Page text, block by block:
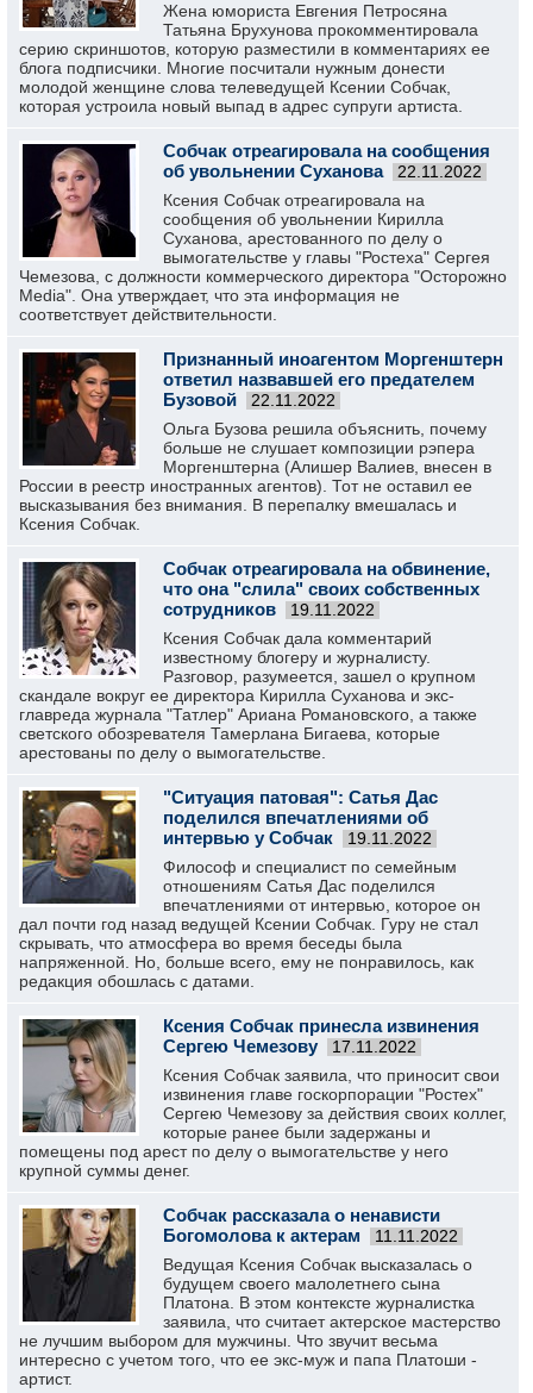
Жена юмориста Евгения Петросяна
Татьяна Брухунова прокомментировала
серию скриншотов, которую разместили в комментариях ее
блога подписчики. Многие посчитали нужным донести
молодой женщине слова телеведущей Ксении Собчак,
которая устроила новый выпад в адрес супруги артиста.
Собчак отреагировала на сообщения
об увольнении Суханова
22.11.2022
Ксения Собчак отреагировала на
сообщения об увольнении Кирилла
Суханова, арестованного по делу о
вымогательстве у главы "Ростеха" Сергея
Чемезова, с должности коммерческого директора "Осторожно
Media". Она утверждает, что эта информация не
соответствует действительности.
Признанный иноагентом Моргенштерн
ответил назвавшей его предателем
Бузовой
22.11.2022
Ольга Бузова решила объяснить, почему
больше не слушает композиции рэпера
Моргенштерна (Алишер Валиев, внесен в
России в реестр иностранных агентов). Тот не оставил ее
высказывания без внимания. В перепалку вмешалась и
Ксения Собчак.
Собчак отреагировала на обвинение,
что она "слила" своих собственных
сотрудников
19.11.2022
Ксения Собчак дала комментарий
известному блогеру и журналисту.
Разговор, разумеется, зашел о крупном
скандале вокруг ее директора Кирилла Суханова и экс-
главреда журнала "Татлер" Ариана Романовского, а также
светского обозревателя Тамерлана Бигаева, которые
арестованы по делу о вымогательстве.
"Ситуация патовая": Сатья Дас
поделился впечатлениями об
интервью у Собчак
19.11.2022
Философ и специалист по семейным
отношениям Сатья Дас поделился
впечатлениями от интервью, которое он
дал почти год назад ведущей Ксении Собчак. Гуру не стал
скрывать, что атмосфера во время беседы была
напряженной. Но, больше всего, ему не понравилось, как
редакция обошлась с датами.
Ксения Собчак принесла извинения
Сергею Чемезову
17.11.2022
Ксения Собчак заявила, что приносит свои
извинения главе госкорпорации "Ростех"
Сергею Чемезову за действия своих коллег,
которые ранее были задержаны и
помещены под арест по делу о вымогательстве у него
крупной суммы денег.
Собчак рассказала о ненависти
Богомолова к актерам
11.11.2022
Ведущая Ксения Собчак высказалась о
будущем своего малолетнего сына
Платона. В этом контексте журналистка
заявила, что считает актерское мастерство
не лучшим выбором для мужчины. Что звучит весьма
интересно с учетом того, что ее экс-муж и папа Платоши -
артист.